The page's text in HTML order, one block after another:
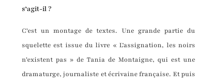
s’agit-il ?
C’est un montage de textes. Une grande partie du
squelette est issue du livre « L’assignation, les noirs
n’existent pas » de Tania de Montaigne, qui est une
dramaturge, journaliste et écrivaine française. Et puis